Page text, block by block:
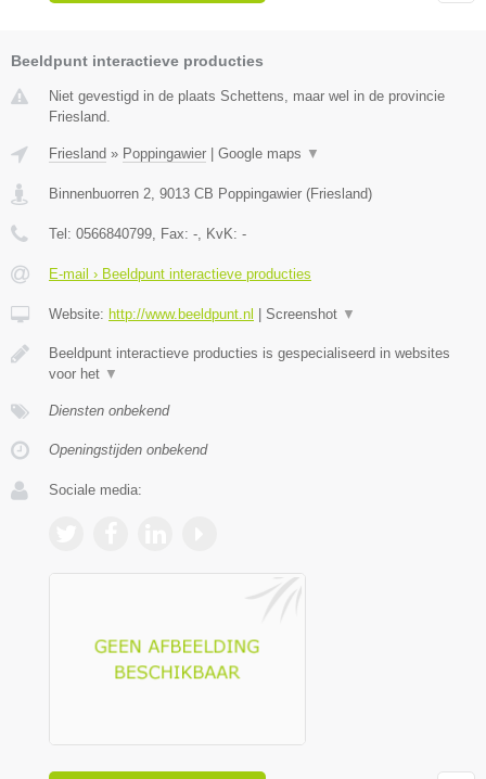
Beeldpunt interactieve producties
Niet gevestigd in de plaats Schettens, maar wel in de provincie
Friesland.
Friesland » Poppingawier Google maps ▼
Binnenbuorren 2, 9013 CB Poppingawier (Friesland)
Tel: 0566840799, Fax: -, KvK: -
E-mail › Beeldpunt interactieve producties
Website: http://www.beeldpunt.nl Screenshot ▼
Beeldpunt interactieve producties is gespecialiseerd in websites
voor het ▼
Diensten onbekend
Openingstijden onbekend
Sociale media: